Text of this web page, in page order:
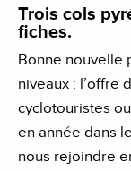
Trois cols
fiches.
Bonne nouvelle
niveaux : l’offre
cyclotouristes
en année dans
nous rejoindre